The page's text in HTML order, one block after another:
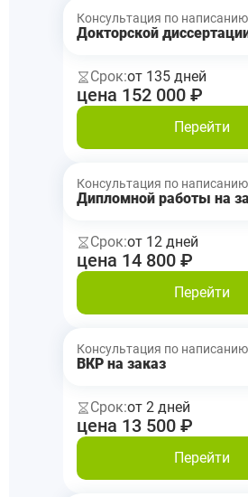
Консультация по написанию
Докторской
Срок:от 135 дней
цена 152 000 ₽
Перейти
Консультация по написанию
Дипломной работы на
Срок:от 12 дней
цена 14 800 ₽
Перейти
Консультация по написанию
ВКР на заказ
Срок:от 2 дней
цена 13 500 ₽
Перейти